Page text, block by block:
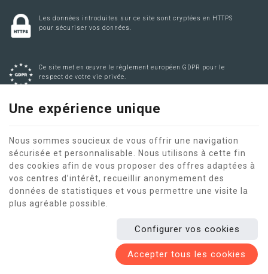
Les données introduites sur ce site sont cryptées en HTTPS
pour sécuriser vos données.
Ce site met en œuvre le règlement européen GDPR pour le
respect de votre vie privée.
Ce site veille à appliquer le Code de Droit Economique pour
Ce site internet utilise des cookies pour améliorer l'expérience
utilisateur.
Mentions légales
Nos partenaires web
Conditions d’utilisation du site web et protection des données
personnelles
, créateur de sites Internet pour commerçants,
indépendants & PME.
Une expérience unique
Nous sommes soucieux de vous offrir une navigation
sécurisée et personnalisable. Nous utilisons à cette fin
des cookies afin de vous proposer des offres adaptées à
vos centres d’intérêt, recueillir anonymement des
données de statistiques et vous permettre une visite la
plus agréable possible.
Configurer vos cookies
Accepter tous les cookies